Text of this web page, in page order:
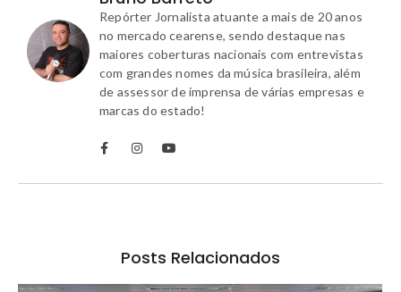
Repórter Jornalista atuante a mais de 20 anos
no mercado cearense, sendo destaque nas
maiores coberturas nacionais com entrevistas
com grandes nomes da música brasileira, além
de assessor de imprensa de várias empresas e
marcas do estado!
Posts Relacionados